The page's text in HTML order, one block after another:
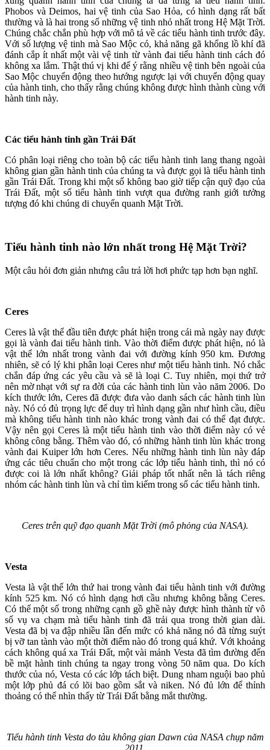
Phobos và Deimos, hai vệ tinh của Sao Hỏa, có hình dạng rất bất
thường và là hai trong số những vệ tinh nhỏ nhất trong Hệ Mặt Trời.
Chúng chắc chắn phù hợp với mô tả về các tiểu hành tinh trước đây.
Với số lượng vệ tinh mà Sao Mộc có, khả năng gã khổng lồ khí đã
đánh cắp ít nhất một vài vệ tinh từ vành đai tiểu hành tinh cách đó
không xa lắm. Thật thú vị khi để ý rằng nhiều vệ tinh bên ngoài của
Sao Mộc chuyển động theo hướng ngược lại với chuyển động quay
của hành tinh, cho thấy rằng chúng không được hình thành cùng với
hành tinh này.
Các tiểu hành tinh gần Trái Đất
Có phân loại riêng cho toàn bộ các tiểu hành tinh lang thang ngoài
không gian gần hành tinh của chúng ta và được gọi là tiểu hành tinh
gần Trái Đất. Trong khi một số không bao giờ tiếp cận quỹ đạo của
Trái Đất, một số tiểu hành tinh vượt qua đường ranh giới tưởng
tượng đó khi chúng di chuyển quanh Mặt Trời.
Tiểu hành tinh nào lớn nhất trong Hệ Mặt Trời?
Một câu hỏi đơn giản nhưng câu trả lời hơi phức tạp hơn bạn nghĩ.
Ceres
Ceres là vật thể đầu tiên được phát hiện trong cái mà ngày nay được
gọi là vành đai tiểu hành tinh. Vào thời điểm được phát hiện, nó là
vật thể lớn nhất trong vành đai với đường kính 950 km. Đương
nhiên, sẽ có lý khi phân loại Ceres như một tiểu hành tinh. Nó chắc
chắn đáp ứng các yêu cầu và sẽ là loại C. Tuy nhiên, mọi thứ trở
nên mờ nhạt với sự ra đời của các hành tinh lùn vào năm 2006. Do
kích thước lớn, Ceres đã được đưa vào danh sách các hành tinh lùn
này. Nó có đủ trọng lực để duy trì hình dạng gần như hình cầu, điều
mà không tiểu hành tinh nào khác trong vành đai có thể đạt được.
Vậy nên gọi Ceres là một tiểu hành tinh vào thời điểm này có vẻ
không công bằng. Thêm vào đó, có những hành tinh lùn khác trong
vành đai Kuiper lớn hơn Ceres. Nếu những hành tinh lùn này đáp
ứng các tiêu chuẩn cho một trong các lớp tiểu hành tinh, thì nó có
được coi là lớn nhất không? Giải pháp tốt nhất nên là tách riêng
nhóm các hành tinh lùn và chỉ tìm kiếm trong số các tiểu hành tinh.
Ceres trên quỹ đạo quanh Mặt Trời (mô phỏng của NASA).
Vesta
Vesta là vật thể lớn thứ hai trong vành đai tiểu hành tinh với đường
kính 525 km. Nó có hình dạng hơi cầu nhưng không bằng Ceres.
Có thể một số trong những cạnh gồ ghề này được hình thành từ vô
số vụ va chạm mà tiểu hành tinh đã trải qua trong thời gian dài.
Vesta đã bị va đập nhiều lần đến mức có khả năng nó đã từng suýt
bị vỡ tan tành vào một thời điểm nào đó trong quá khứ. Với khoảng
cách không quá xa Trái Đất, một vài mảnh Vesta đã tìm đường đến
bề mặt hành tinh chúng ta ngay trong vòng 50 năm qua. Do kích
thước của nó, Vesta có các lớp tách biệt. Dung nham nguội bao phủ
một lớp phủ đá có lõi bao gồm sắt và niken. Nó đủ lớn để thỉnh
thoảng có thể nhìn thấy từ Trái Đất bằng mắt thường.
Tiểu hành tinh Vesta do tàu không gian Dawn của NASA chụp năm